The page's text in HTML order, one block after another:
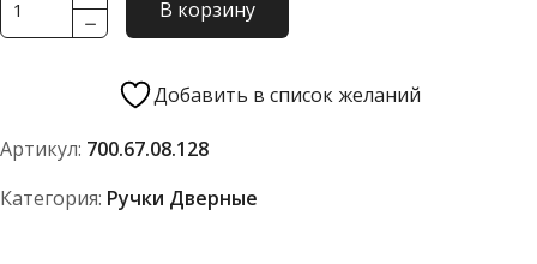
товара
В корзину
Добавить в список желаний
Артикул: 700.67.08.128
Категория: Ручки Дверные